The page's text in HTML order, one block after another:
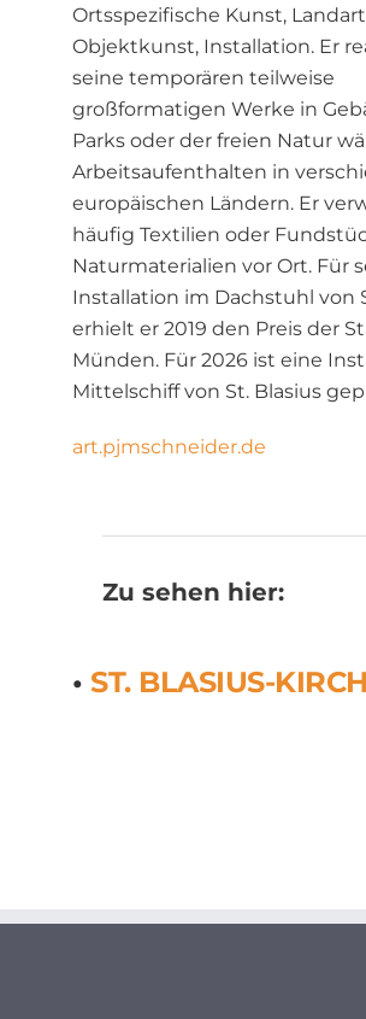
Ortsspezifische Kunst,
Objektkunst, Installation. Er
seine temporären teilweise
großformatigen Werke in
Parks oder der freien Natur
Arbeitsaufenthalten in
europäischen Ländern. Er
häufig Textilien oder
Naturmaterialien vor Ort. Für
Installation im Dachstuhl von
erhielt er 2019 den Preis der
Münden. Für 2026 ist eine
Mittelschiff von St. Blasius
art.pjmschneider.de
Zu sehen hier:
• ST. BLASIUS-